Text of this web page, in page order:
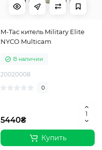
M-Tac китель Military Elite
NYCO Multicam
В наличии
20020008
0
5440₴
Купить